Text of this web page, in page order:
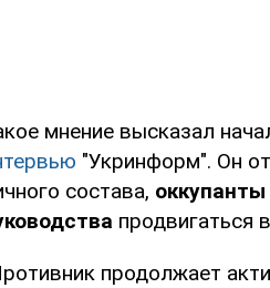
мнение высказал
"Укринформ". Он
состава,
продвигаться
продолжает